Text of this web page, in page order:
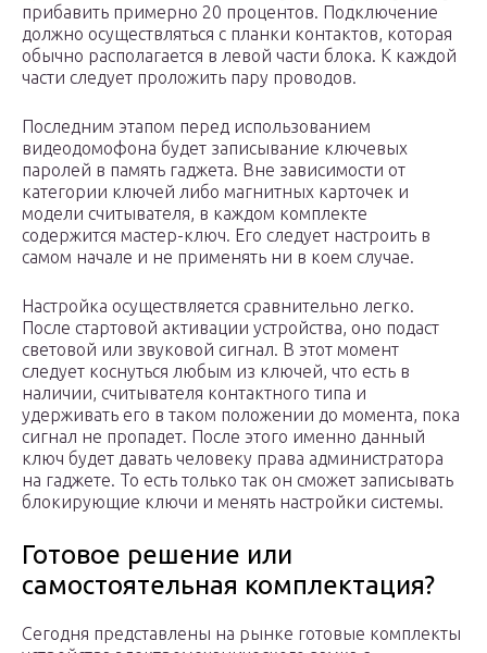
прибавить примерно 20 процентов. Подключение
должно осуществляться с планки контактов, которая
обычно располагается в левой части блока. К каждой
части следует проложить пару проводов.
Последним этапом перед использованием
видеодомофона будет записывание ключевых
паролей в память гаджета. Вне зависимости от
категории ключей либо магнитных карточек и
модели считывателя, в каждом комплекте
содержится мастер-ключ. Его следует настроить в
самом начале и не применять ни в коем случае.
Настройка осуществляется сравнительно легко.
После стартовой активации устройства, оно подаст
световой или звуковой сигнал. В этот момент
следует коснуться любым из ключей, что есть в
наличии, считывателя контактного типа и
удерживать его в таком положении до момента, пока
сигнал не пропадет. После этого именно данный
ключ будет давать человеку права администратора
на гаджете. То есть только так он сможет записывать
блокирующие ключи и менять настройки системы.
Готовое решение или
самостоятельная комплектация?
Сегодня представлены на рынке готовые комплекты